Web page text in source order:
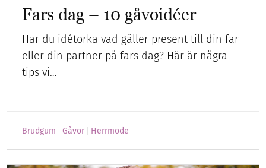
Fars dag – 10 gåvoidéer
Har du idétorka vad gäller present till din far
eller din partner på fars dag? Här är några
tips vi…
Brudgum Gåvor Herrmode